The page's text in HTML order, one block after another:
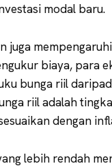
modal baru.
juga
biaya, para
bunga riil
riil adalah
dengan
lebih rendah